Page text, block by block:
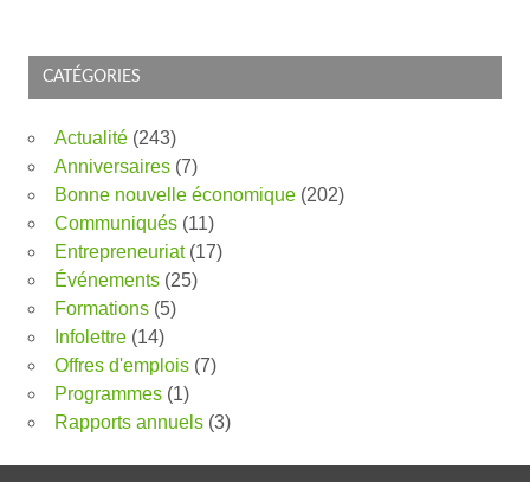
CATÉGORIES
Actualité (243)
Anniversaires (7)
Bonne nouvelle économique (202)
Communiqués (11)
Entrepreneuriat(17)
Événements (25)
Formations (5)
Infolettre (14)
Offres d'emplois (7)
Programmes (1)
Rapports annuels (3)